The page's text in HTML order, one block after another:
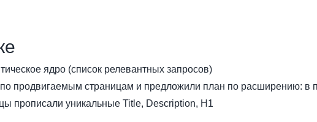
ядро (список релевантных запросов)
по продвигаемым страницам и предложили план по расширению: в
прописали уникальные Title, Description, H1